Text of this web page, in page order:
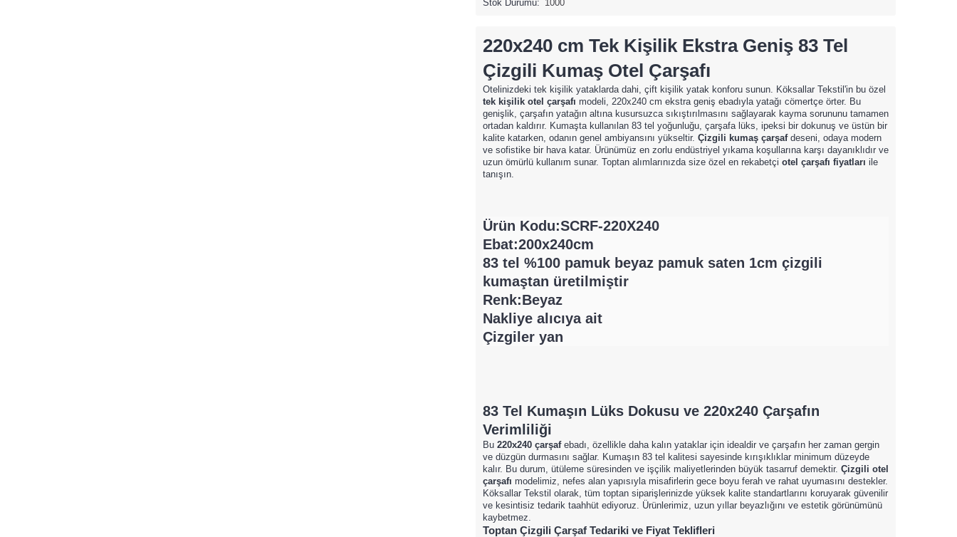
Stok Durumu: 1000
220x240 cm Tek Kişilik Ekstra Geniş 83 Tel
Çizgili Kumaş Otel Çarşafı
Otelinizdeki tek kişilik yataklarda dahi, çift kişilik yatak konforu sunun. Köksallar Tekstil'in bu özel
tek kişilik otel çarşafı modeli, 220x240 cm ekstra geniş ebadıyla yatağı cömertçe örter. Bu
genişlik, çarşafın yatağın altına kusursuzca sıkıştırılmasını sağlayarak kayma sorununu tamamen
ortadan kaldırır. Kumaşta kullanılan 83 tel yoğunluğu, çarşafa lüks, ipeksi bir dokunuş ve üstün bir
kalite katarken, odanın genel ambiyansını yükseltir. Çizgili kumaş çarşafdeseni, odaya modern
ve sofistike bir hava katar. Ürünümüz en zorlu endüstriyel yıkama koşullarına karşı dayanıklıdır ve
uzun ömürlü kullanım sunar. Toptan alımlarınızda size özel en rekabetçi otel çarşafı fiyatları ile
tanışın.
Ürün Kodu:SCRF-220X240
Ebat:200x240cm
83 tel %100 pamuk beyaz pamuk saten 1cm çizgili
kumaştan üretilmiştir
Renk:Beyaz
Nakliye alıcıya ait
​Çizgiler yan
83 Tel Kumaşın Lüks Dokusu ve 220x240 Çarşafın
Verimliliği
Bu 220x240 çarşafebadı, özellikle daha kalın yataklar için idealdir ve çarşafın her zaman gergin
ve düzgün durmasını sağlar. Kumaşın 83 tel kalitesi sayesinde kırışıklıklar minimum düzeyde
kalır. Bu durum, ütüleme süresinden ve işçilik maliyetlerinden büyük tasarruf demektir. Çizgili otel
çarşafı modelimiz, nefes alan yapısıyla misafirlerin gece boyu ferah ve rahat uyumasını destekler.
Köksallar Tekstil olarak, tüm toptan siparişlerinizde yüksek kalite standartlarını koruyarak güvenilir
ve kesintisiz tedarik taahhüt ediyoruz. Ürünlerimiz, uzun yıllar beyazlığını ve estetik görünümünü
kaybetmez.
Toptan Çizgili Çarşaf Tedariki ve Fiyat Teklifleri